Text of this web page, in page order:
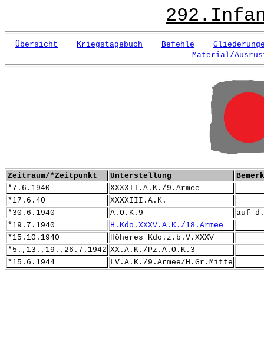
Übersicht Kriegstagebuch Befehle
Material/
Zeitraum/*Zeitpunkt Unterstellung
*7.6.1940
XXXXII.A.K./9.Armee
*17.6.40
XXXXIII.A.K.
*30.6.1940
A.O.K.9
auf
*19.7.1940
H.Kdo.XXXV.A.K./18.Armee
*15.10.1940
Höheres Kdo.z.b.V.XXXV
*5.,13.,19.,26.7.1942 XX.A.K./Pz.A.O.K.3
*15.6.1944
LV.A.K./9.Armee/H.Gr.Mitte